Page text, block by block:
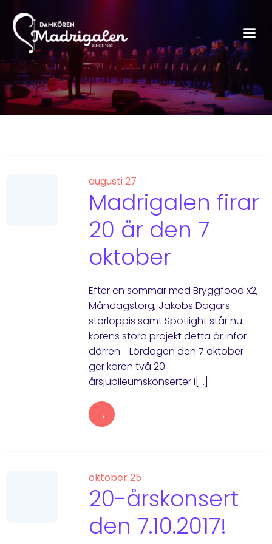
augusti 27
Madrigalen firar
20 år den 7
oktober
Efter en sommar med Bryggfood x2,
Måndagstorg, Jakobs Dagars
storloppis samt Spotlight står nu
körens stora projekt detta år inför
dörren: Lördagen den 7 oktober
ger kören två 20-
årsjubileumskonserter i[…]
→
oktober 25
20-årskonsert
den 7.10.2017!